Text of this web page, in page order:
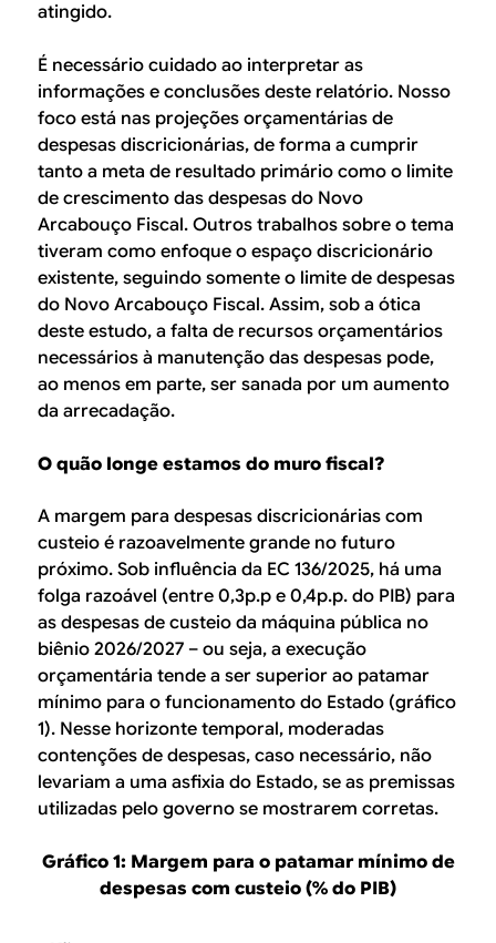
atingido.
É necessário cuidado ao interpretar as
informações e conclusões deste relatório. Nosso
foco está nas projeções orçamentárias de
despesas discricionárias, de forma a cumprir
tanto a meta de resultado primário como o limite
de crescimento das despesas do Novo
Arcabouço Fiscal. Outros trabalhos sobre o tema
tiveram como enfoque o espaço discricionário
existente, seguindo somente o limite de despesas
do Novo Arcabouço Fiscal. Assim, sob a ótica
deste estudo, a falta de recursos orçamentários
necessários à manutenção das despesas pode,
ao menos em parte, ser sanada por um aumento
da arrecadação.
O quão longe estamos do muro fiscal?
A margem para despesas discricionárias com
custeio é razoavelmente grande no futuro
próximo. Sob influência da EC 136/2025, há uma
folga razoável (entre 0,3p.p e 0,4p.p. do PIB) para
as despesas de custeio da máquina pública no
biênio 2026/2027 – ou seja, a execução
orçamentária tende a ser superior ao patamar
mínimo para o funcionamento do Estado (gráfico
1). Nesse horizonte temporal, moderadas
contenções de despesas, caso necessário, não
levariam a uma asfixia do Estado, se as premissas
utilizadas pelo governo se mostrarem corretas.
Gráfico 1: Margem para o patamar mínimo de
despesas com custeio (% do PIB)